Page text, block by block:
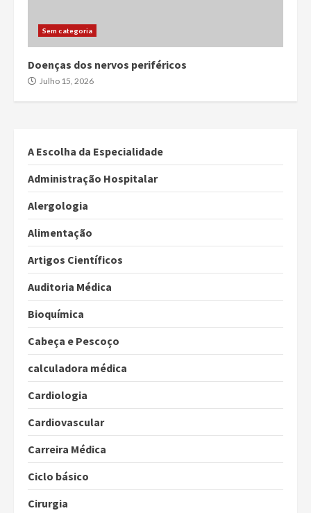
Sem categoria
Doenças dos nervos periféricos
Julho 15, 2026
A Escolha da Especialidade
Administração Hospitalar
Alergologia
Alimentação
Artigos Científicos
Auditoria Médica
Bioquímica
Cabeça e Pescoço
calculadora médica
Cardiologia
Cardiovascular
Carreira Médica
Ciclo básico
Cirurgia